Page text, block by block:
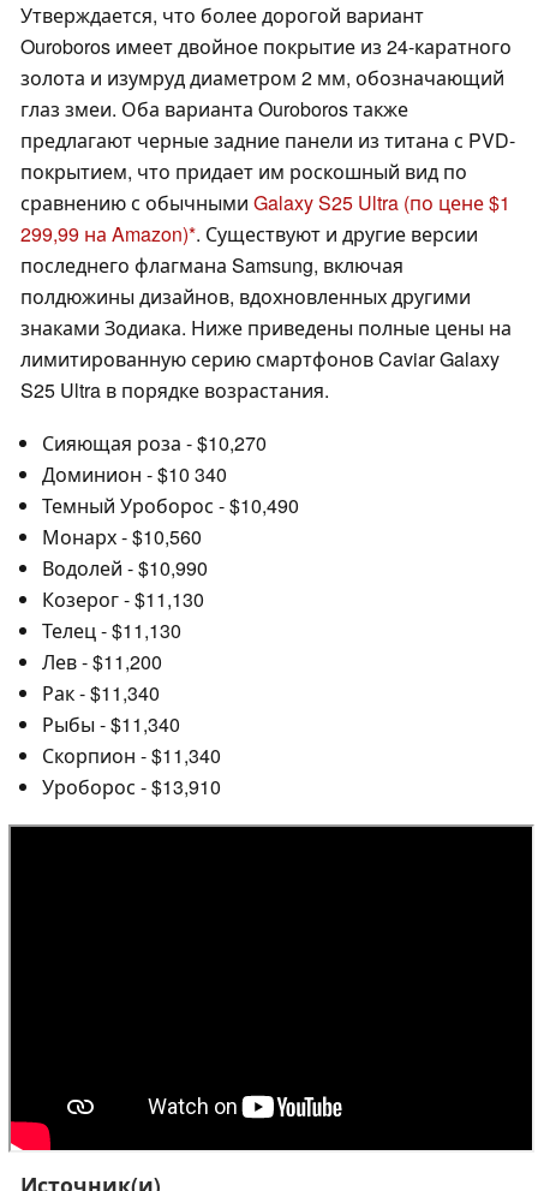
Утверждается, что более дорогой вариант
Ouroboros имеет двойное покрытие из 24-каратного
золота и изумруд диаметром 2 мм, обозначающий
глаз змеи. Оба варианта Ouroboros также
предлагают черные задние панели из титана с PVD-
покрытием, что придает им роскошный вид по
сравнению с обычными Galaxy S25 Ultra (по цене $1
299,99 на Amazon) . Существуют и другие версии
последнего флагмана Samsung, включая
полдюжины дизайнов, вдохновленных другими
знаками Зодиака. Ниже приведены полные цены на
лимитированную серию смартфонов Caviar Galaxy
S25 Ultra в порядке возрастания.
Сияющая роза - $10,270
Доминион - $10 340
Темный Уроборос - $10,490
Монарх - $10,560
Водолей - $10,990
Козерог - $11,130
Телец - $11,130
Лев - $11,200
Рак - $11,340
Рыбы - $11,340
Скорпион - $11,340
Уроборос - $13,910
Источник(и)